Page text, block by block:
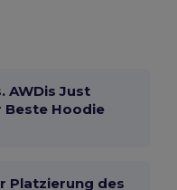
AWDis Just
Beste Hoodie
Platzierung des